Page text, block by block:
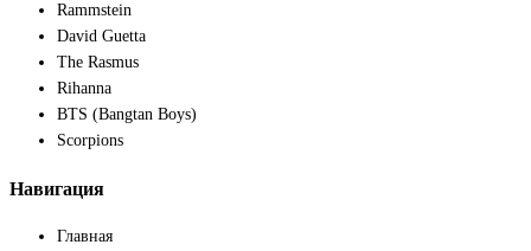
Rammstein
David Guetta
The Rasmus
Rihanna
BTS (Bangtan Boys)
Scorpions
Навигация
Главная